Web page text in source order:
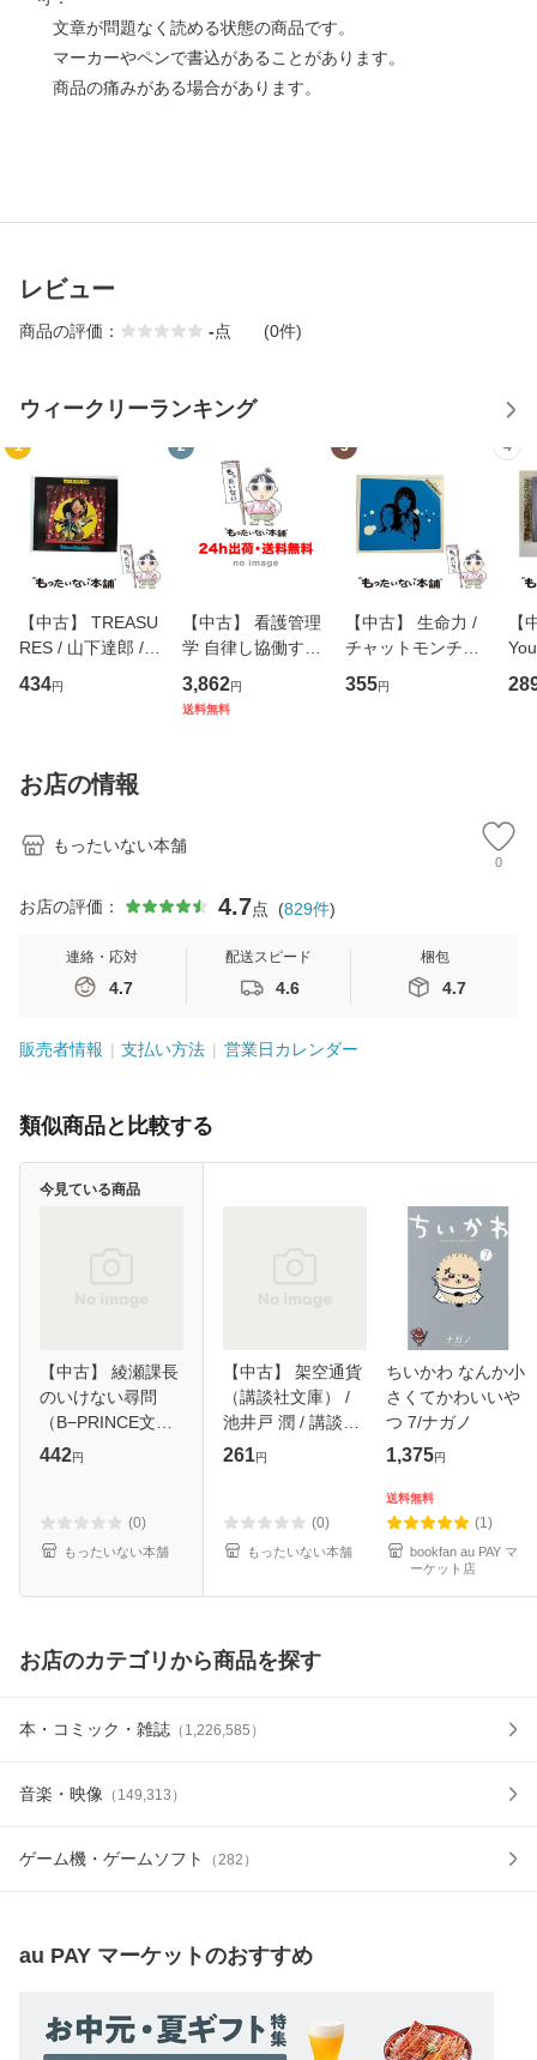
文章が問題なく読める状態の商品です。
マーカーやペンで書込があることがあります。
商品の痛みがある場合があります。
レビュー
商品の評価： -点 (0件)
ウィークリーランキング
1
【中古】 TREASU
RES / 山下達郎 /
イーストウエス
ト・ジャパン [CD]
434円
2
【中古】 看護管理
学 自律し協働する
専門職の看護マネ
ジメントスキル 改
3,862円
送料無料
3
【中古】 生命力 /
チャットモンチー /
キューンレコード
[CD]【メール便送
355円
4
【
のが
お店の情報
もったいない本舗
0
お店の評価： 4.7点 (829件)
連絡・応対
4.7
配送スピード
4.6
梱包
4.7
販売者情報 支払い方法 営業日カレンダー
類似商品と比較する
【中古】 綾瀬課長
のいけない尋問
（B−PRINCE文
庫） / 野原滋 /
料】
442円
(0)
もったいない本舗
今見ている商品
【中古】 架空通貨
（講談社文庫） /
池井戸 潤 / 講談社
[文庫]【メール便送
261円
(0)
もったいない本舗
ちいかわ なんか小
さくてかわいいや
つ 7/ナガノ
1,375円
送料無料
(1)
bookfan au PAY マ
ーケット店
お店のカテゴリから商品を探す
本・コミック・雑誌 （ 1,226,585 ）
音楽・映像 （ 149,313 ）
ゲーム機・ゲームソフト （282 ）
au PAY マーケットのおすすめ